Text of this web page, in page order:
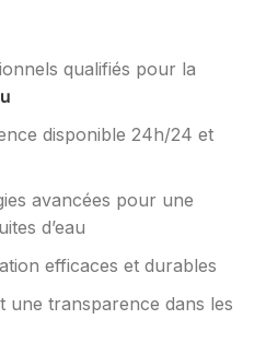
qualifiés pour la
disponible 24h/24 et
avancées pour une
d’eau
efficaces et durables
une transparence dans les